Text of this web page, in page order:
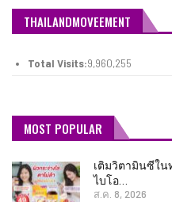
THAILANDMOVEEMENT
Total Visits:9,960,255
MOST POPULAR
เติมวิตามินซีใ
ไบโอ…
ส.ค. 8, 2026